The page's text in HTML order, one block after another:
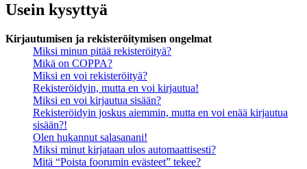
Usein kysyttyä
Kirjautumisen ja rekisteröitymisen ongelmat
Miksi minun pitää rekisteröityä?
Mikä on COPPA?
Miksi en voi rekisteröityä?
Rekisteröidyin, mutta en voi kirjautua!
Miksi en voi kirjautua sisään?
Rekisteröidyin joskus aiemmin, mutta en voi enää kirjautua
sisään?!
Olen hukannut salasanani!
Miksi minut kirjataan ulos automaattisesti?
Mitä “Poista foorumin evästeet” tekee?